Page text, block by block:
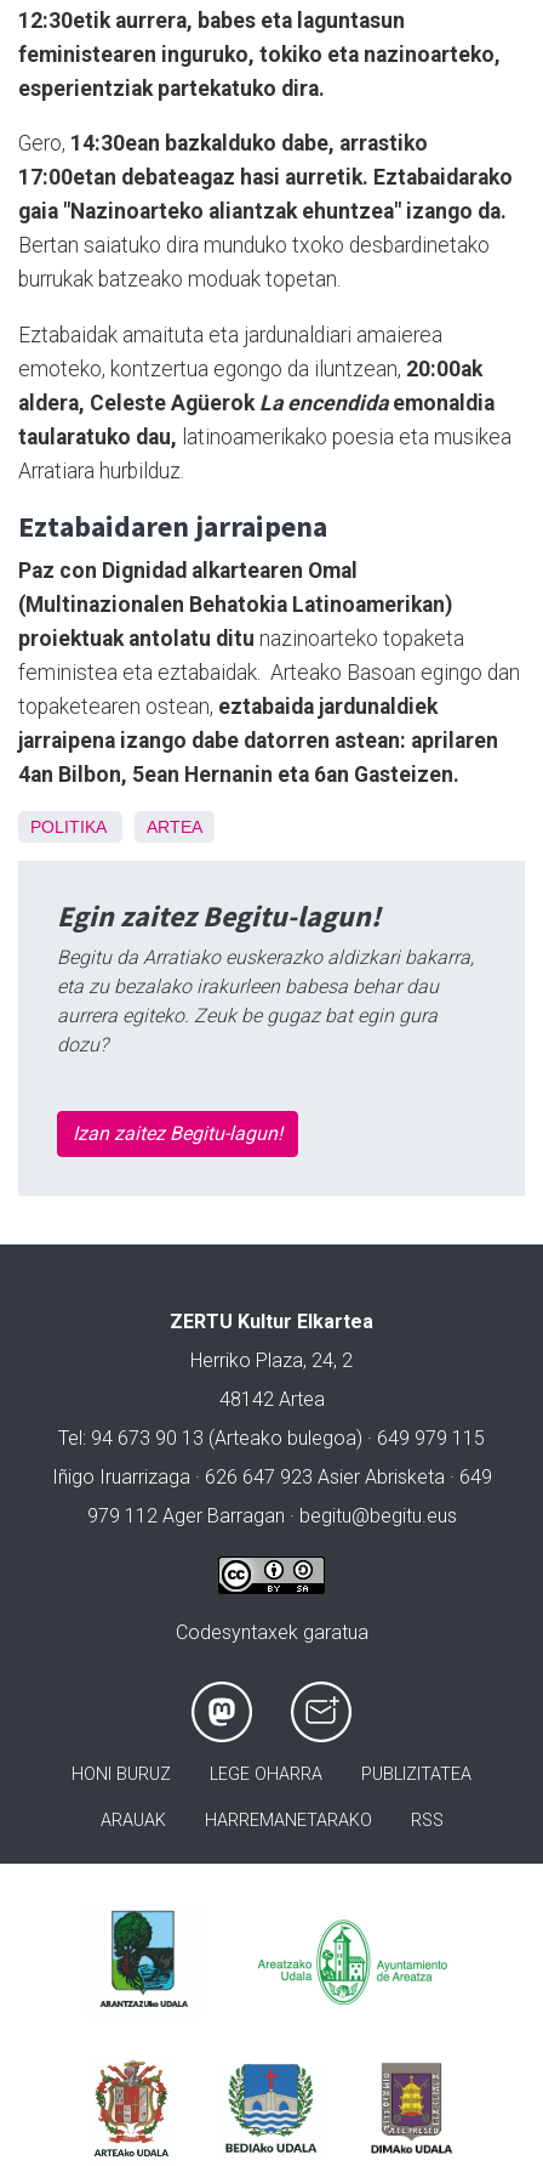
12:30etik aurrera, babes eta laguntasun
feministearen inguruko, tokiko eta nazinoarteko,
esperientziak partekatuko dira.
Gero, 14:30ean bazkalduko dabe, arrastiko
17:00etan debateagaz hasi aurretik. Eztabaidarako
gaia "Nazinoarteko aliantzak ehuntzea" izango da.
Bertan saiatuko dira munduko txoko desbardinetako
burrukak batzeako moduak topetan.
Eztabaidak amaituta eta jardunaldiari amaierea
emoteko, kontzertua egongo da iluntzean, 20:00ak
aldera, Celeste Agüerok La encendida emonaldia
taularatuko dau, latinoamerikako poesia eta musikea
Arratiara hurbilduz.
Eztabaidaren jarraipena
Paz con Dignidad alkartearen Omal
(Multinazionalen Behatokia Latinoamerikan)
proiektuak antolatu ditu nazinoarteko topaketa
feministea eta eztabaidak. Arteako Basoan egingo dan
topaketearen ostean, eztabaida jardunaldiek
jarraipena izango dabe datorren astean: aprilaren
4an Bilbon, 5ean Hernanin eta 6an Gasteizen.
POLITIKA ARTEA
Egin zaitez Begitu-lagun!
Begitu da Arratiako euskerazko aldizkari bakarra,
eta zu bezalako irakurleen babesa behar dau
aurrera egiteko. Zeuk be gugaz bat egin gura
dozu?
Izan zaitez Begitu-lagun!
ZERTU Kultur Elkartea
Herriko Plaza, 24, 2
48142 Artea
Tel: 94 673 90 13 (Arteako bulegoa) · 649 979 115
Iñigo Iruarrizaga · 626 647 923 Asier Abrisketa · 649
979 112 Ager Barragan · begitu@begitu.eus
Codesyntaxek garatua
HONI BURUZ LEGE OHARRA PUBLIZITATEA
ARAUAK HARREMANETARAKO RSS